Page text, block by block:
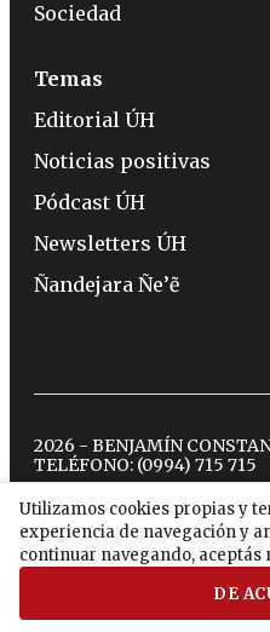
Utilizamos cookies propias y
experiencia de navegación y
continuar navegando, aceptás
DE
Sociedad
Temas
Editorial ÚH
Noticias positivas
Pódcast ÚH
Newsletters ÚH
Ñandejara Ñe’ẽ
2026 - BENJAMÍN
TELÉFONO: (0994) 715 715
twitterinstagram
facebook